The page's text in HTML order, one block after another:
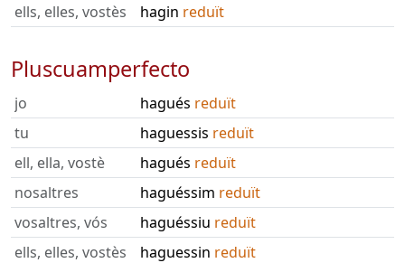
ells, elles, vostès
hagin reduït
Pluscuamperfecto
jo hagués reduït
tu
haguessis reduït
ell, ella, vostè
hagués reduït
nosaltres
haguéssim reduït
vosaltres, vós
haguéssiu reduït
ells, elles, vostès
haguessin reduït